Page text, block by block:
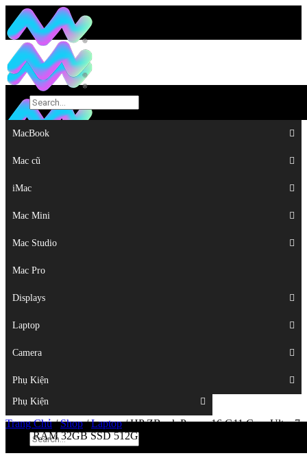
MacBook
Mac cũ
iMac
Mac Mini
Mac Studio
Mac Pro
Displays
Laptop
Camera
Phụ Kiện
MacBook
Mac cũ
iMac
Mac Mini
Mac Studio
Mac Pro
Displays
Laptop
Camera
Phụ Kiện
Top
Trang Chủ/Shop/Laptop/HP ZBook Power 16 G11 Core Ultra 7
155H RAM 32GB SSD 512GB RTX 1000 Ada Windows 11 Pro